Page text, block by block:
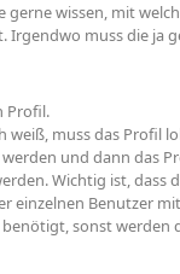
gerne wissen, mit
Irgendwo muss die ja
Profil.
weiß, muss das Profil
und dann das
Wichtig ist, dass
einzelnen Benutzer
sonst werden